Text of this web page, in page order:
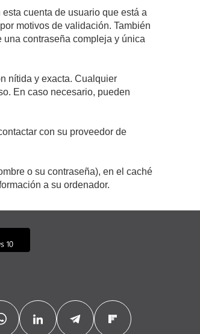
cuenta de usuario que está a
motivos de validación. También
contraseña compleja y única
nítida y exacta. Cualquier
En caso necesario, pueden
con su proveedor de
o su contraseña), en el caché
a su ordenador.